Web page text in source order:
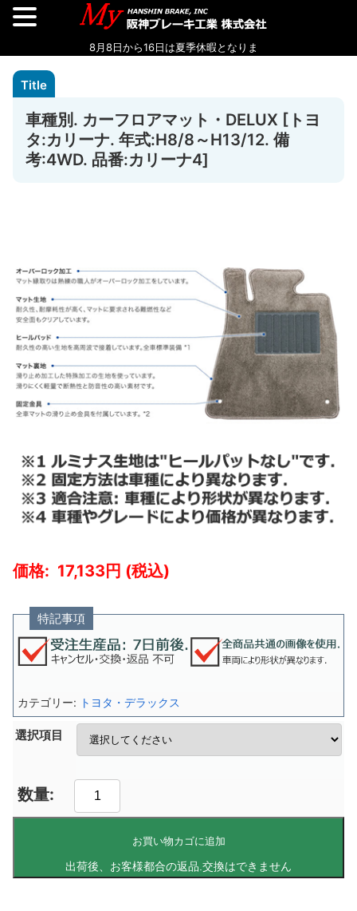
車種別. カーフロアマット・DELUX [トヨ
タ:カリーナ. 年式:H8/8～H13/12. 備
考:4WD. 品番:カリーナ4]
17,133
特記事項
選択項目
お買い物カゴに追加
カテゴリー: トヨタ・デラックス